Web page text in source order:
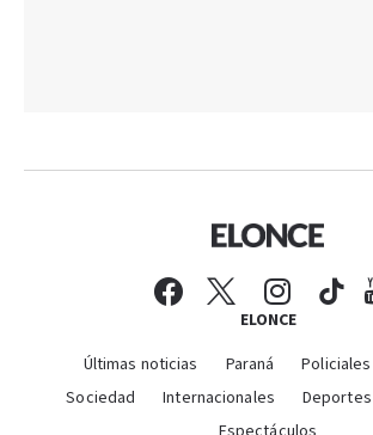
ELONCE
Últimas noticias Paraná Policiales
Sociedad
Internacionales Deportes